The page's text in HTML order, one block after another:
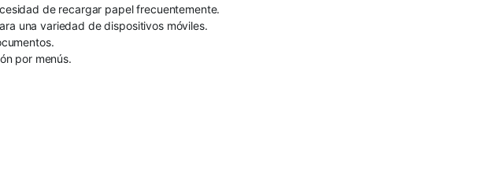
de recargar papel frecuentemente.
una variedad de dispositivos móviles.
por menús.